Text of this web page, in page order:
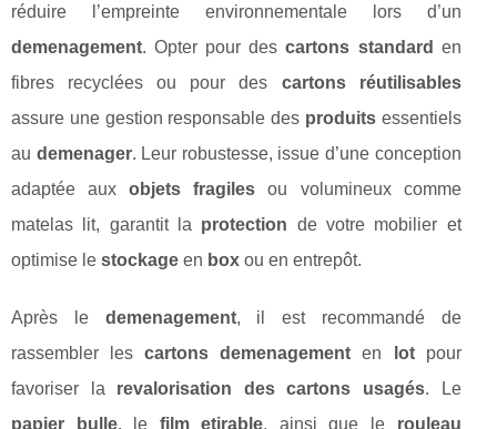
réduire l’empreinte environnementale lors d’un
demenagement. Opter pour descartons standard en
fibres recyclées ou pour des cartons réutilisables
assure une gestion responsable des produitsessentiels
au demenager. Leur robustesse, issue d’une conception
adaptée auxobjets fragiles ou volumineux comme
matelas lit, garantit la protection de votre mobilier et
optimise le stockage en box ou en entrepôt.
Après le demenagement, il est recommandé de
rassembler lescartons demenagement en lotpour
favoriser la revalorisation des cartons usagés. Le
papier bulle, le film etirable, ainsi que le rouleau